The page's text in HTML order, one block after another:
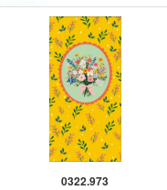
0322.973